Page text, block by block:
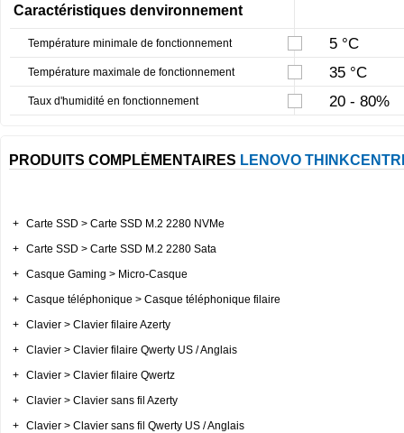
Caractéristiques denvironnement
Température minimale de fonctionnement 5 °C
Température maximale de fonctionnement 35 °C
Taux d'humidité en fonctionnement 20 - 80%
PRODUITS COMPLÉMENTAIRES LENOVO
+ Carte SSD > Carte SSD M.2 2280 NVMe
+ Carte SSD > Carte SSD M.2 2280 Sata
+ Casque Gaming > Micro-Casque
+ Casque téléphonique > Casque téléphonique filaire
+ Clavier > Clavier filaire Azerty
+ Clavier > Clavier filaire Qwerty US / Anglais
+ Clavier > Clavier filaire Qwertz
+ Clavier > Clavier sans fil Azerty
+ Clavier > Clavier sans fil Qwerty US / Anglais